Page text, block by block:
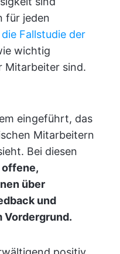
für jeden
die Fallstudie der
wichtig
Mitarbeiter sind.
eingeführt, das
Mitarbeitern
Bei diesen
offene,
über
und
Vordergrund.